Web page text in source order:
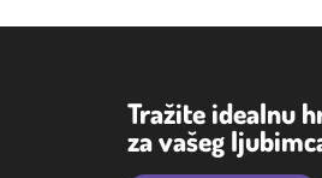
Tražite idealnu
za vašeg